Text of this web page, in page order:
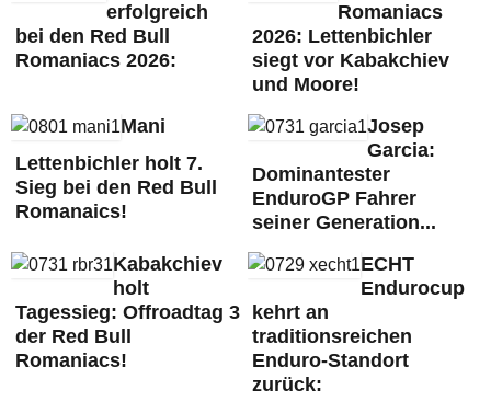
erfolgreich
bei den Red Bull
Romaniacs 2026:
Romaniacs
2026: Lettenbichler
siegt vor Kabakchiev
und Moore!
Mani
Lettenbichler holt 7.
Sieg bei den Red Bull
Romanaics!
Josep
Garcia:
Dominantester
EnduroGP Fahrer
seiner Generation...
Kabakchiev
holt
Tagessieg: Offroadtag 3
der Red Bull
Romaniacs!
ECHT
Endurocup
kehrt an
traditionsreichen
Enduro-Standort
zurück: